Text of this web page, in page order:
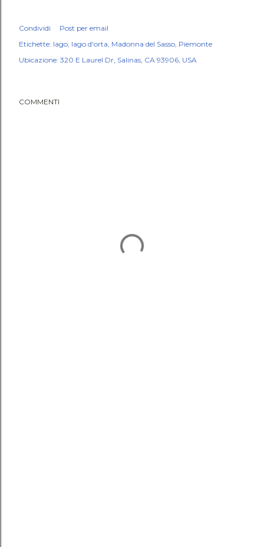
Condividi
Post per email
Etichette: lago lago d'orta Madonna del Sasso Piemonte
Ubicazione: 320 E Laurel Dr, Salinas, CA 93906, USA
COMMENTI